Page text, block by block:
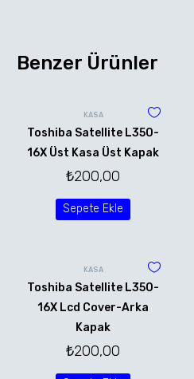
Benzer Ürünler
KASA
Toshiba Satellite L350-
16X Üst Kasa Üst Kapak
₺200,00
Sepete Ekle
KASA
Toshiba Satellite L350-
16X Lcd Cover-Arka
Kapak
₺200,00